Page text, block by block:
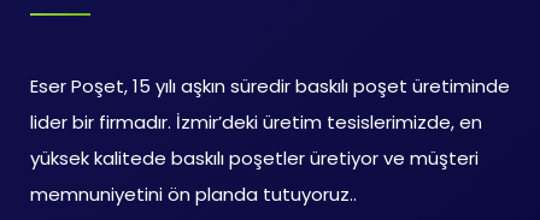
Eser Poşet, 15 yılı aşkın süredir baskılı poşet üretiminde
lider bir firmadır. İzmir’deki üretim tesislerimizde, en
yüksek kalitede baskılı poşetler üretiyor ve müşteri
memnuniyetini ön planda tutuyoruz..